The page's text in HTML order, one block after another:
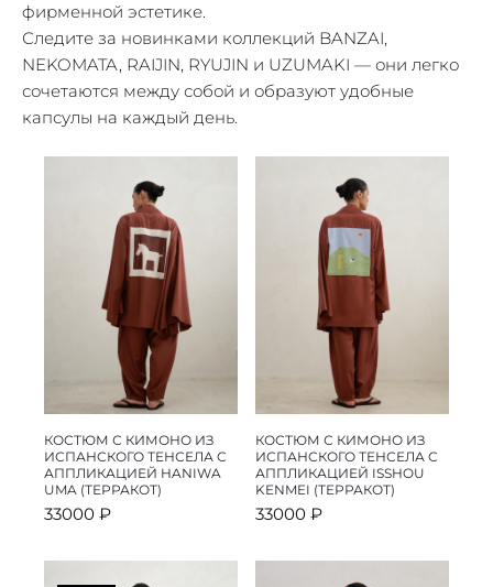
фирменной эстетике.
Следите за новинками коллекций BANZAI,
NEKOMATA, RAIJIN, RYUJIN и UZUMAKI — они легко
сочетаются между собой и образуют удобные
капсулы на каждый день.
КОСТЮМ С КИМОНО ИЗ
ИСПАНСКОГО ТЕНСЕЛА С
АППЛИКАЦИЕЙ HANIWA
UMA (ТЕРРАКОТ)
33000 ₽
КОСТЮМ С КИМОНО ИЗ
ИСПАНСКОГО ТЕНСЕЛА С
АППЛИКАЦИЕЙ ISSHOU
KENMEI (ТЕРРАКОТ)
33000 ₽